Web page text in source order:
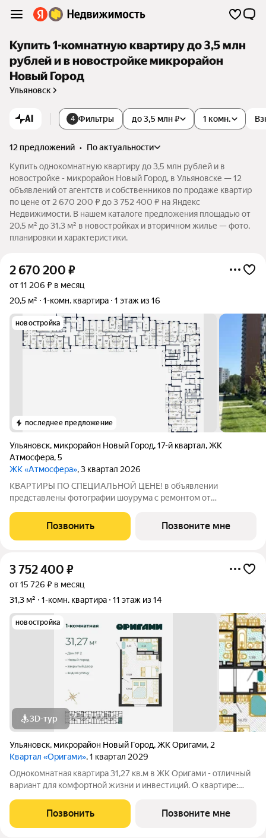
Купить 1-комнатную квартиру до 3,5 млн
рублей и в новостройке микрорайон
Новый Город
Ульяновск
AI 4 Фильтры до 3,5 млн ₽ 1 комн.
12 предложений •
по актуальности
Купить однокомнатную квартиру до 3,5 млн рублей и в
новостройке - микрорайон Новый Город, в Ульяновске — 12
объявлений от агентств и собственников по продаже квартир
по цене от 2 670 200 ₽ до 3 752 400 ₽ на Яндекс
Недвижимости. В нашем каталоге предложения площадью от
20,5 м² до 31,3 м² в новостройках и вторичном жилье — фото,
планировки и характеристики.
2 670 200 ₽
от 11 206 ₽ в месяц
20,5 м²
1-комн. квартира 1 этаж из 16
новостройка
последнее предложение
Ульяновск, микрорайон Новый Город,17-й квартал,ЖК
Атмосфера,5
ЖК «Атмосфера», 3 квартал 2026
КВАРТИРЫ ПО СПЕЦИАЛЬНОЙ ЦЕНЕ! в объявлении
представлены фотографии шоурума с ремонтом от
личные сообщения. «Атмосфера» - жилой комплекс комфорт-
класса, в основу которого заложены принципы
Позвонить Позвоните мне
3 752 400 ₽
от 15 726 ₽ в месяц
31,3 м²
1-комн. квартира 11 этаж из 14
новостройка
3D-тур
Ульяновск, микрорайон Новый Город,ЖК Оригами, 2
Квартал «Оригами», 1 квартал 2029
Однокомнатная квартира 31,27 кв.м в ЖК Оригами - отличный
вариант для комфортной жизни и инвестиций. О квартире:
естественная освещенность базовая отделка: стяжка пола,
установлены счетчики
Позвонить Позвоните мне